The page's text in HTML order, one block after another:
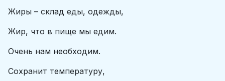
Жиры – склад еды, одежды,
Жир, что в пище мы едим.
Очень нам необходим.
Сохранит температуру,